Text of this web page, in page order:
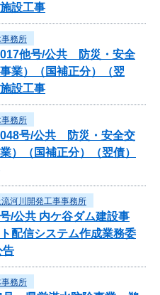
設工事
務所
017他号/公共 防災・安全
業）（国補正分）（翌
設工事
務所
048号/公共 防災・安全交
）（国補正分）（翌債）
河川開発工事事務所
/公共 内ケ谷ダム建設事
配信システム作成業務委
告
務所